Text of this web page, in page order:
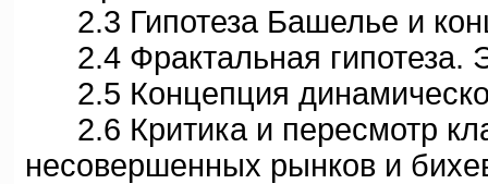
2.3 Гипотеза Башелье и
2.4 Фрактальная гипотеза.
2.5 Концепция
2.6 Критика и пересмотр
несовершенных рынков и